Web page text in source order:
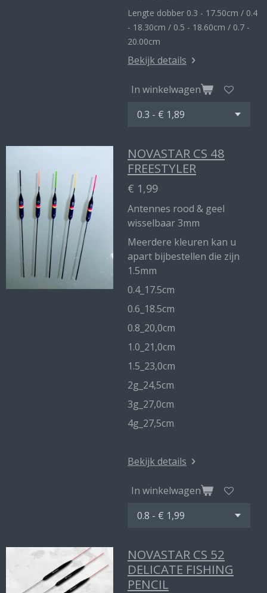
Lengte dobber 0.3 - 17.50cm / 0.4
- 18.30cm / 0.5 - 18.60cm / 0.7 -
20.00cm
Bekijk details
In winkelwagen
NOVASTAR CS 48
FREESTYLER
€ 1,99
Antennes rood & geel
wisselbaar 3mm
Meerdere kleuren kan u
apart bijbestellen die zijn
1.5mm
0.4_17.5cm
0.6_18.5cm
0.8_20,0cm
1.0_21,0cm
1.5_23,0cm
2g_24,5cm
3g_27,0cm
4g_27,5cm
Bekijk details
In winkelwagen
NOVASTAR CS 52
DELICATE FISHING
PENCIL